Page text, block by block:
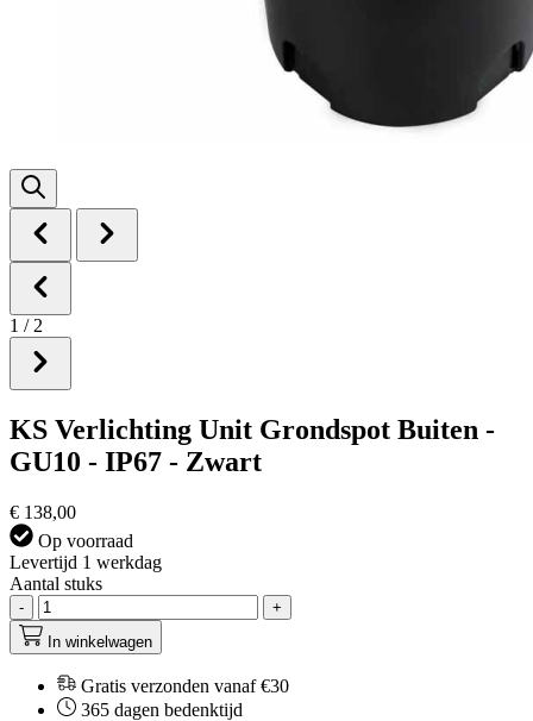
1 / 2
KS Verlichting Unit Grondspot Buiten -
GU10 - IP67 - Zwart
€ 138,00
Op voorraad
Levertijd 1 werkdag
Aantal stuks
-
+
In winkelwagen
Gratis verzonden vanaf €30
365 dagen bedenktijd